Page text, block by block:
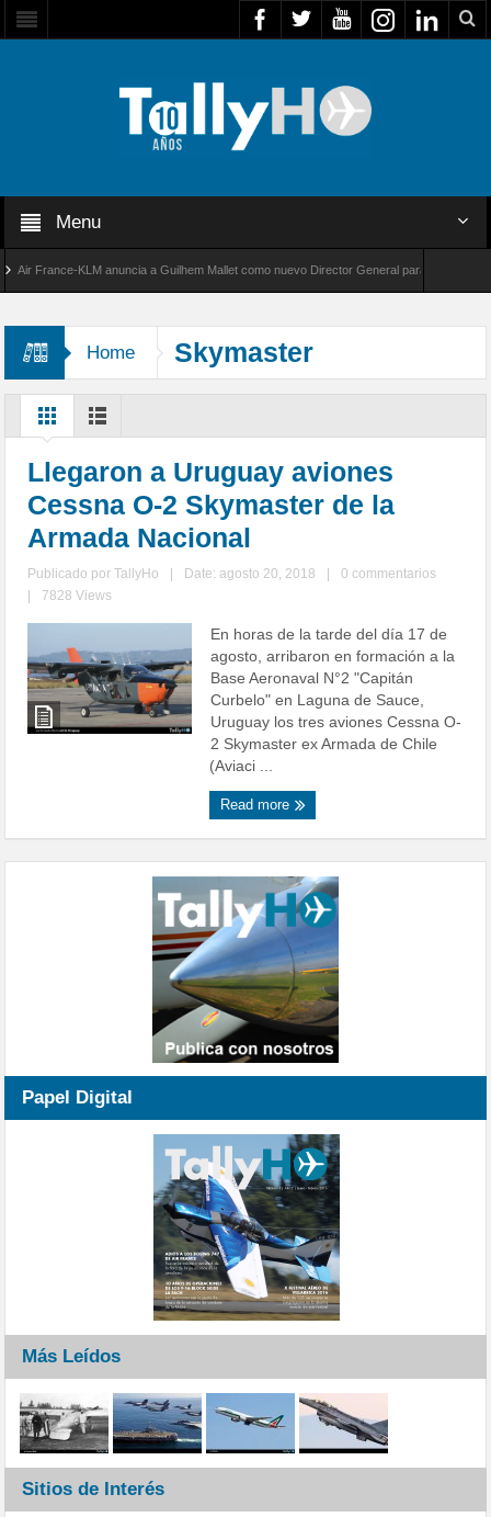
Menu
France-KLM anuncia a Guilhem Mallet como nuevo Director General para América Latina
Home Skymaster
Llegaron a Uruguay aviones
Cessna O-2 Skymaster de la
Armada Nacional
Publicado porTallyHo Date: agosto 20, 2018
0 commentarios
7828 Views
En horas de la tarde del día 17 de
agosto, arribaron en formación a la
Base Aeronaval N°2 "Capitán
Curbelo" en Laguna de Sauce,
Uruguay los tres aviones Cessna O-
2 Skymaster ex Armada de Chile
(Aviaci ...
Read more
Papel Digital
Más Leídos
Sitios de Interés